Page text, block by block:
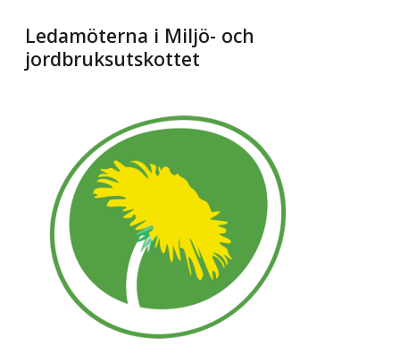
Ledamöterna i Miljö- och
jordbruksutskottet